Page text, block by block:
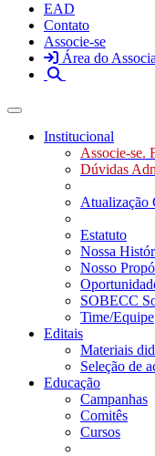
EAD
Contato
Associe-se
Área do
Toggle navigation
Institucional
Associe-se.
Dúvidas
Atualização
Estatuto
Nossa
Nosso
SOBECC
Time/Equipe
Editais
Materiais
Seleção de
Educação
Campanhas
Comitês
Cursos